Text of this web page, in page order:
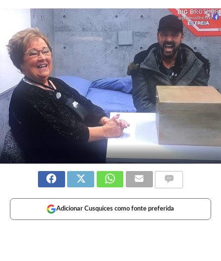
Adicionar Cusquices como fonte preferida